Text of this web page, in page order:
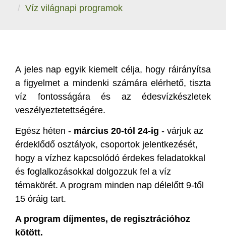
Víz világnapi programok
A jeles nap egyik kiemelt célja, hogy ráirányítsa
a figyelmet a mindenki számára elérhető, tiszta
víz fontosságára és az édesvízkészletek
veszélyeztetettségére.
Egész héten - március 20-tól 24-ig - várjuk az
érdeklődő osztályok, csoportok jelentkezését,
hogy a vízhez kapcsolódó érdekes feladatokkal
és foglalkozásokkal dolgozzuk fel a víz
témakörét. A program minden nap délelőtt 9-től
15 óráig tart.
A program díjmentes, de regisztrációhoz
kötött.